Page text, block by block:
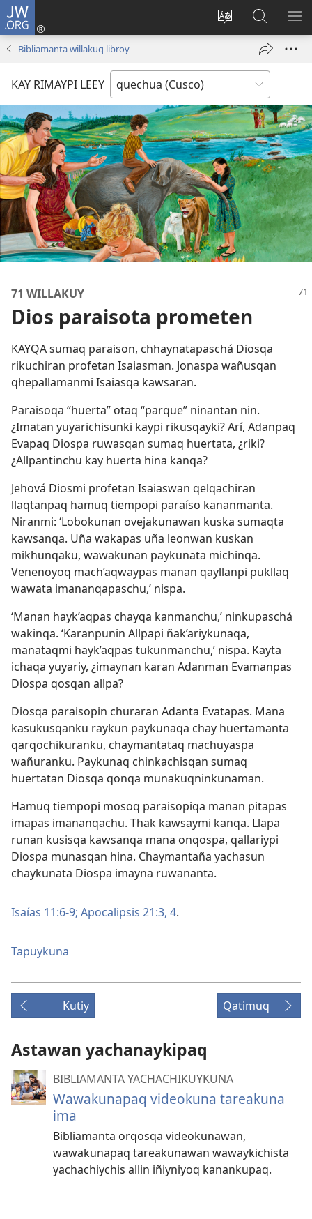
JW.ORG
Direccionpi
Sutiykiwan
jaykuy
nueva
JW.ORG
nisqapi
maskhay
Bibliamanta willakuq libroy
KAY RIMAYPI LEEY
71 WILLAKUY
Dios paraisota prometen
KAYQA sumaq paraison, chhaynatapaschá Diosqa
rikuchiran profetan Isaiasman. Jonaspa wañusqan
qhepallamanmi Isaiasqa kawsaran.
Paraisoqa “huerta” otaq “parque” ninantan nin.
¿Imatan yuyarichisunki kaypi rikusqayki? Arí, Adanpaq
Evapaq Diospa ruwasqan sumaq huertata, ¿riki?
¿Allpantinchu kay huerta hina kanqa?
Jehová Diosmi profetan Isaiaswan qelqachiran
llaqtanpaq hamuq tiempopi paraíso kananmanta.
Niranmi: ‘Lobokunan ovejakunawan kuska sumaqta
kawsanqa. Uña wakapas uña leonwan kuskan
mikhunqaku, wawakunan paykunata michinqa.
Venenoyoq mach’aqwaypas manan qayllanpi pukllaq
wawata imananqapaschu,’ nispa.
‘Manan hayk’aqpas chayqa kanmanchu,’ ninkupaschá
wakinqa. ‘Karanpunin Allpapi ñak’ariykunaqa,
manataqmi hayk’aqpas tukunmanchu,’ nispa. Kayta
ichaqa yuyariy, ¿imaynan karan Adanman Evamanpas
Diospa qosqan allpa?
Diosqa paraisopin churaran Adanta Evatapas. Mana
kasukusqanku raykun paykunaqa chay huertamanta
qarqochikuranku, chaymantataq machuyaspa
wañuranku. Paykunaq chinkachisqan sumaq
huertatan Diosqa qonqa munakuqninkunaman.
Hamuq tiempopi mosoq paraisopiqa manan pitapas
imapas imananqachu. Thak kawsaymi kanqa. Llapa
runan kusisqa kawsanqa mana onqospa, qallariypi
Diospa munasqan hina. Chaymantaña yachasun
chaykunata Diospa imayna ruwananta.
Isaías 11:6-9; Apocalipsis 21:3, 4.
Tapuykuna
Kutiy Qatimuq
Astawan yachanaykipaq
BIBLIAMANTA YACHACHIKUYKUNA
Wawakunapaq videokuna tareakuna
ima
Bibliamanta orqosqa videokunawan,
wawakunapaq tareakunawan wawaykichista
yachachiychis allin iñiyniyoq kanankupaq.